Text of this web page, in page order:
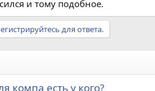
и тому подобное.
для ответа.
компа есть у кого?